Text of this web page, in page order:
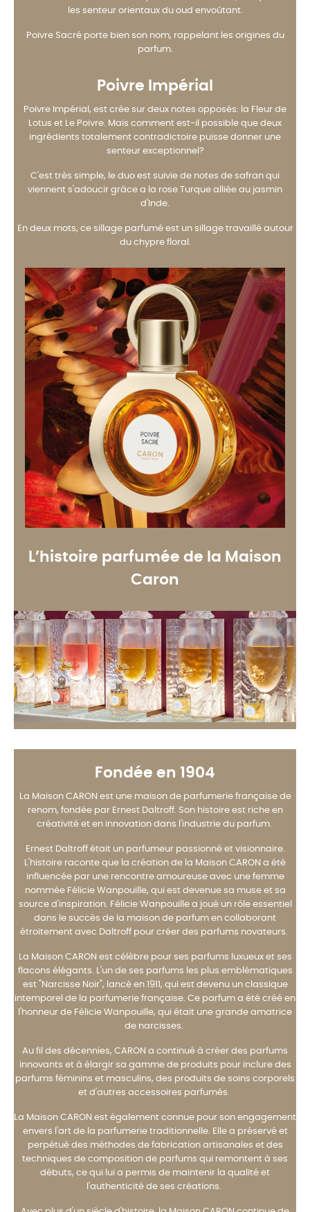
les senteur orientaux du oud envoûtant.
Poivre Sacré porte bien son nom, rappelant les origines du
parfum.
Poivre Impérial
Poivre Impérial, est crée sur deux notes opposés: la Fleur de
Lotus et Le Poivre. Mais comment est-il possible que deux
ingrédients totalement contradictoire puisse donner une
senteur exceptionnel?
C'est très simple, le duo est suivie de notes de safran qui
viennent s'adoucir grâce a la rose Turque alliée au jasmin
d'Inde.
En deux mots, ce sillage parfumé est un sillage travaillé autour
du chypre floral.
L’histoire parfumée de la Maison
Caron
Fondée en 1904
La Maison CARON est une maison de parfumerie française de
renom, fondée par Ernest Daltroff. Son histoire est riche en
créativité et en innovation dans l'industrie du parfum.
Ernest Daltroff était un parfumeur passionné et visionnaire.
L'histoire raconte que la création de la Maison CARON a été
influencée par une rencontre amoureuse avec une femme
nommée Félicie Wanpouille, qui est devenue sa muse et sa
source d'inspiration. Félicie Wanpouille a joué un rôle essentiel
dans le succès de la maison de parfum en collaborant
étroitement avec Daltroff pour créer des parfums novateurs.
La Maison CARON est célèbre pour ses parfums luxueux et ses
flacons élégants. L'un de ses parfums les plus emblématiques
est "Narcisse Noir", lancé en 1911, qui est devenu un classique
intemporel de la parfumerie française. Ce parfum a été créé en
l'honneur de Félicie Wanpouille, qui était une grande amatrice
de narcisses.
Au fil des décennies, CARON a continué à créer des parfums
innovants et à élargir sa gamme de produits pour inclure des
parfums féminins et masculins, des produits de soins corporels
et d'autres accessoires parfumés.
La Maison CARON est également connue pour son engagement
envers l'art de la parfumerie traditionnelle. Elle a préservé et
perpétué des méthodes de fabrication artisanales et des
techniques de composition de parfums qui remontent à ses
débuts, ce qui lui a permis de maintenir la qualité et
l'authenticité de ses créations.